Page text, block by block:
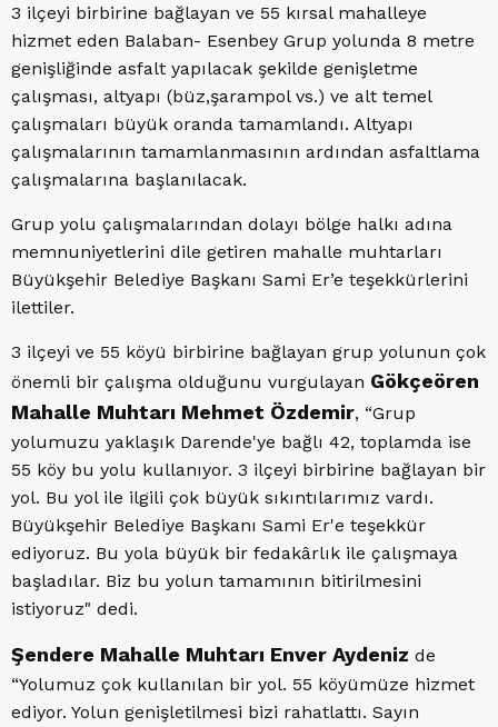
3 ilçeyi birbirine bağlayan ve 55 kırsal mahalleye
hizmet eden Balaban- Esenbey Grup yolunda 8 metre
genişliğinde asfalt yapılacak şekilde genişletme
çalışması, altyapı (büz,şarampol vs.) ve alt temel
çalışmaları büyük oranda tamamlandı. Altyapı
çalışmalarının tamamlanmasının ardından asfaltlama
çalışmalarına başlanılacak.
Grup yolu çalışmalarından dolayı bölge halkı adına
memnuniyetlerini dile getiren mahalle muhtarları
Büyükşehir Belediye Başkanı Sami Er’e teşekkürlerini
ilettiler.
3 ilçeyi ve 55 köyü birbirine bağlayan grup yolunun çok
önemli bir çalışma olduğunu vurgulayan Gökçeören
Mahalle Muhtarı Mehmet Özdemir, “Grup
yolumuzu yaklaşık Darende'ye bağlı 42, toplamda ise
55 köy bu yolu kullanıyor. 3 ilçeyi birbirine bağlayan bir
yol. Bu yol ile ilgili çok büyük sıkıntılarımız vardı.
Büyükşehir Belediye Başkanı Sami Er'e teşekkür
ediyoruz. Bu yola büyük bir fedakârlık ile çalışmaya
başladılar. Biz bu yolun tamamının bitirilmesini
istiyoruz" dedi.
Şendere Mahalle Muhtarı Enver Aydeniz de
“Yolumuz çok kullanılan bir yol. 55 köyümüze hizmet
ediyor. Yolun genişletilmesi bizi rahatlattı. Sayın